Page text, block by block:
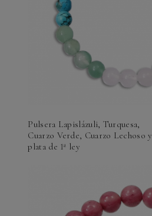
Pulsera Lapislázuli, Turquesa,
Cuarzo Verde, Cuarzo Lechoso y
plata de 1ª ley